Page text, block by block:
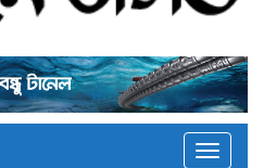
Toggle